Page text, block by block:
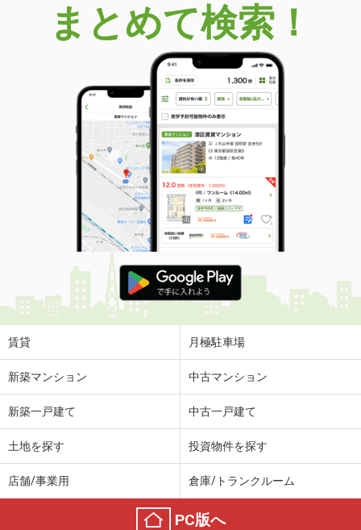
まとめて検索！
賃貸 月極駐車場
新築マンション 中古マンション
新築一戸建て 中古一戸建て
土地を探す 投資物件を探す
店舗/事業用 倉庫/トランクルーム
PC版へ